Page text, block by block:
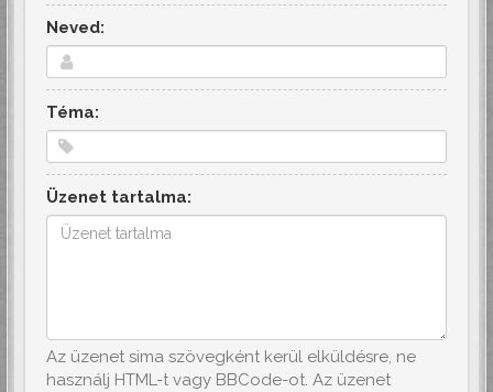
Neved:
Téma:
Üzenet tartalma:
Az üzenet sima szövegként kerül elküldésre, ne
használj HTML-t vagy BBCode-ot. Az üzenet